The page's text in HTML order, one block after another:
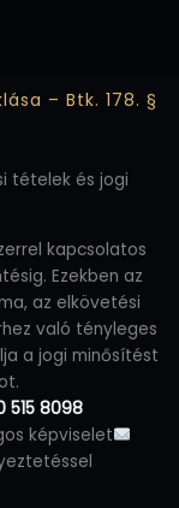
– Btk. 178. §
tételek és jogi
kapcsolatos
Ezekben az
az elkövetési
való tényleges
a jogi minősítést
515 8098
képviselet